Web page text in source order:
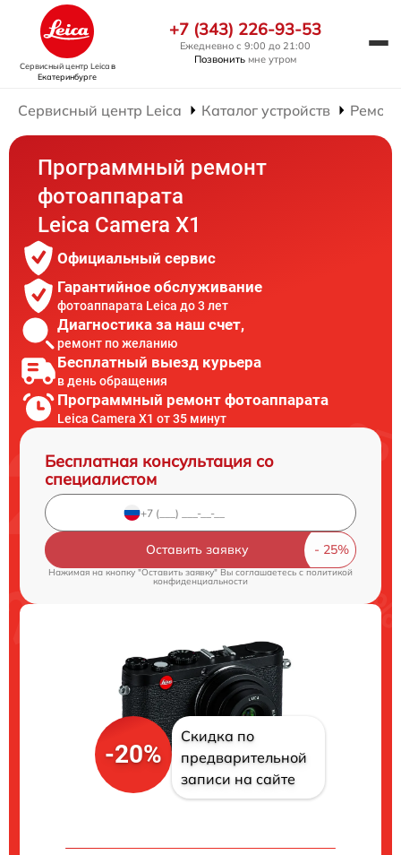
Сервисный центр Leicaв
Екатеринбурге
+7 (343) 226-93-53
Ежедневно с 9:00 до 21:00
Позвонить мне утром
Сервисный центр Leica Каталог устройств
Программный ремонт
фотоаппарата
Leica Camera X1
Официальный сервис
Гарантийное обслуживание
фотоаппарата Leica до 3 лет
Диагностика за наш счет,
ремонт по желанию
Бесплатный выезд курьера
в день обращения
Программный ремонт фотоаппарата
Leica Camera X1 от 35 минут
Бесплатная консультация со
специалистом
Оставить заявку
Нажимая на кнопку "Оставить заявку" Вы соглашаетесь cполитикой
конфиденциальности
-20%
Скидка по
предварительной
записи на сайте